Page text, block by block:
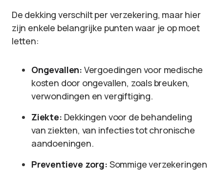
De dekking verschilt per verzekering, maar hier
zijn enkele belangrijke punten waar je op moet
letten:
Ongevallen: Vergoedingen voor medische
kosten door ongevallen, zoals breuken,
verwondingen en vergiftiging.
Ziekte: Dekkingen voor de behandeling
van ziekten, van infecties tot chronische
aandoeningen.
Preventieve zorg: Sommige verzekeringen